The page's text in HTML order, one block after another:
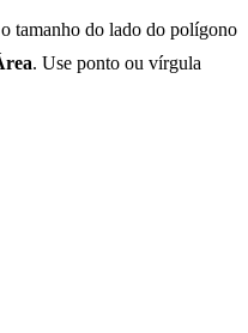
tamanho do lado do polígono
. Use ponto ou vírgula